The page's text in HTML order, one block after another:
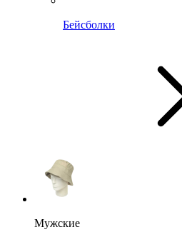
Бейсболки
Мужские